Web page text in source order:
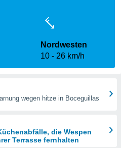
Nordwesten
10
26 km/h
wegen hitze in Boceguillas
die Wespen
Terrasse fernhalten